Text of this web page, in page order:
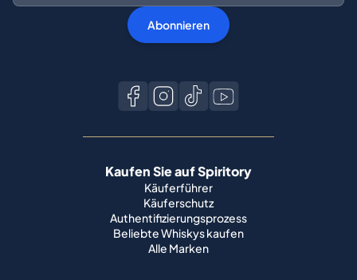
Abonnieren
Kaufen Sie auf Spiritory
Käuferführer
Käuferschutz
Authentifizierungsprozess
Beliebte Whiskys kaufen
Alle Marken